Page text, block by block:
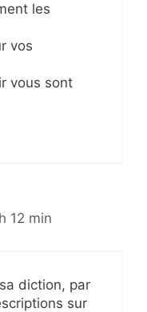
les
vos
vous sont
12 min
diction, par
sur